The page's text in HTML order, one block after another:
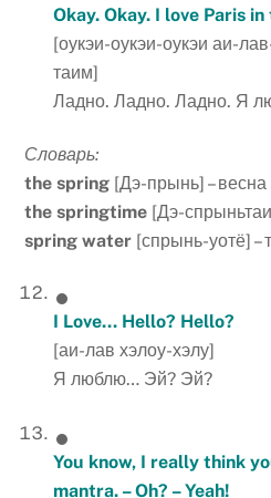
Okay. Okay. I love Paris
[оукэи-оукэи-оукэи аи-
таим]
Ладно. Ладно. Ладно. Я
Словарь:
the spring [Дэ-прынь] – весна
the springtime [Дэ-
spring water [спрынь-уотё] –
I Love… Hello? Hello?
[аи-лав хэлоу-хэлу]
Я люблю… Эй? Эй?
You know, I really think
mantra. – Oh? – Yeah!